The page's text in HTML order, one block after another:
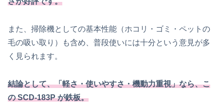
また、掃除機としての基本性能（ホコリ・ゴミ・ペットの
毛の吸い取り）も含め、普段使いには十分という意見が多
く見られます。
結論として、「軽さ・使いやすさ・機動力重視」なら、こ
の SCD-183P が鉄板。